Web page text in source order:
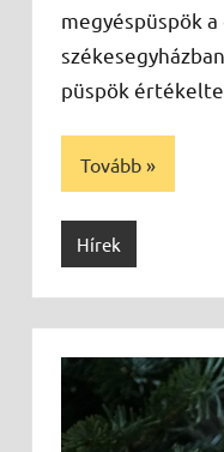
megyéspüspök
püspök
Tovább
Hírek